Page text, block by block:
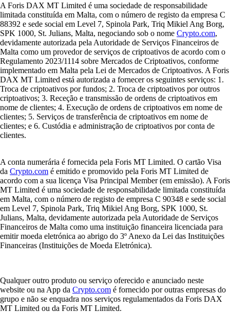
A Foris DAX MT Limited é uma sociedade de responsabilidade
limitada constituída em Malta, com o número de registo da empresa C
88392 e sede social em Level 7, Spinola Park, Triq Mikiel Ang Borg,
SPK 1000, St. Julians, Malta, negociando sob o nome Crypto.com,
devidamente autorizada pela Autoridade de Serviços Financeiros de
Malta como um provedor de serviços de criptoativos de acordo com o
Regulamento 2023/1114 sobre Mercados de Criptoativos, conforme
implementado em Malta pela Lei de Mercados de Criptoativos. A Foris
DAX MT Limited está autorizada a fornecer os seguintes serviços: 1.
Troca de criptoativos por fundos; 2. Troca de criptoativos por outros
criptoativos; 3. Receção e transmissão de ordens de criptoativos em
nome de clientes; 4. Execução de ordens de criptoativos em nome de
clientes; 5. Serviços de transferência de criptoativos em nome de
clientes; e 6. Custódia e administração de criptoativos por conta de
clientes.
A conta numerária é fornecida pela Foris MT Limited. O cartão Visa
da Crypto.com é emitido e promovido pela Foris MT Limited de
acordo com a sua licença Visa Principal Member (em emissão). A Foris
MT Limited é uma sociedade de responsabilidade limitada constituída
em Malta, com o número de registo de empresa C 90348 e sede social
em Level 7, Spinola Park, Triq Mikiel Ang Borg, SPK 1000, St.
Julians, Malta, devidamente autorizada pela Autoridade de Serviços
Financeiros de Malta como uma instituição financeira licenciada para
emitir moeda eletrónica ao abrigo do 3º Anexo da Lei das Instituições
Financeiras (Instituições de Moeda Eletrónica).
Qualquer outro produto ou serviço oferecido e anunciado neste
website ou na App da Crypto.com é fornecido por outras empresas do
grupo e não se enquadra nos serviços regulamentados da Foris DAX
MT Limited ou da Foris MT Limited.